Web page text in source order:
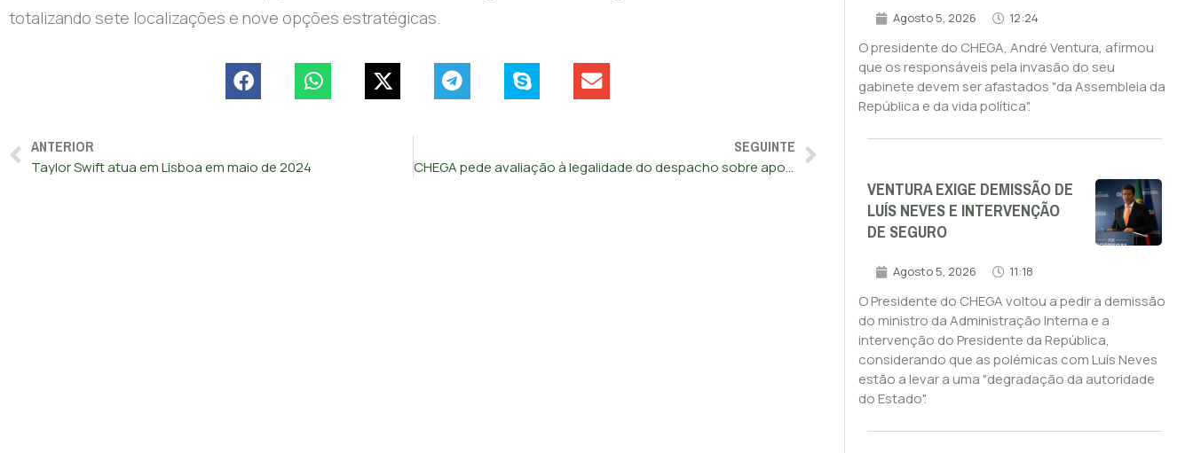
totalizando sete localizações e nove opções estratégicas.
ANTERIOR
Taylor Swift atua em Lisboa em maio de 2024
SEGUINTE
CHEGA pede avaliação à legalidade do despacho sobre apoio às rendas
Agosto 5, 2026 12:24
O presidente do CHEGA, André Ventura, afirmou
que os responsáveis pela invasão do seu
gabinete devem ser afastados "da Assembleia da
República e da vida política".
VENTURA EXIGE DEMISSÃO DE
LUÍS NEVES E INTERVENÇÃO
DE SEGURO
Agosto 5, 2026 11:18
O Presidente do CHEGA voltou a pedir a demissão
do ministro da Administração Interna e a
intervenção do Presidente da República,
considerando que as polémicas com Luís Neves
estão a levar a uma "degradação da autoridade
do Estado".